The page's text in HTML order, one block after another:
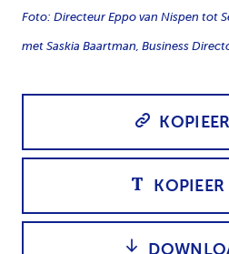
Foto: Directeur Eppo van Nispen tot
met Saskia Baartman, Business
KOPIEER